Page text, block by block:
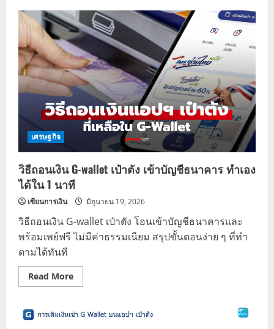
เศรษฐกิจ
วิธีถอนเงิน G-wallet เป๋าตัง เข้าบัญชีธนาคาร ทำเอง
ได้ใน 1 นาที
เซียนการเงิน มิถุนายน 19, 2026
วิธีถอนเงิน G-wallet เป๋าตัง โอนเข้าบัญชีธนาคารและ
พร้อมเพย์ฟรี ไม่มีค่าธรรมเนียม สรุปขั้นตอนง่าย ๆ ที่ทำ
ตามได้ทันที
Read MoreRead
more
ถอน
เงิน